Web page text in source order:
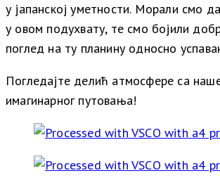
у јапанској уметности. Морали смо
у овом подухвату, те смо бојили
поглед на ту планину односно
Погледајте делић атмосфере са
имагинарног путовања!